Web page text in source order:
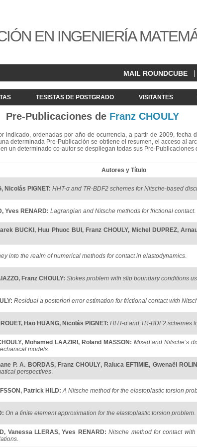
EN INGENIERÍA
MAIL ROUNDCUBE |
TESISTAS DE POSTGRADO VISITANTES
Pre-Publicaciones de Franz CHOULY
indicado, ordenadas por año de ocurrencia, a partir de 2009, fecha
determinada Pre-Publicación se obtiene el resumen, el acceso al
un determinado co-autor se despliegan todas sus Pre-
Autores y Título
, Nicolás PIGNET: HHT-α and TR-BDF2 schemes for Nitsche-based
, Yves RENARD: Lagrangian and Nitsche methods for frictional contact.
BUCKI , Huu Phuoc BUI , Franz CHOULY, Michel DUPREZ,
into the realm of numerical methods for contact in elastodynamics.
, Franz CHOULY: Stokes problem with slip boundary conditions
: Residual a posteriori error estimation for frictional contact with
, Hao HUANG, Nicolás PIGNET: HHT-α and TR-BDF2 schemes
, Mohamed LAAZIRI, Roland MASSON : Mixed and Nitsche’s
models.
P. A. BORDAS, Franz CHOULY, Raluca EFTIMIE, Gwenaël ROLIN
perspectives.
, Patrick HILD:A Nitsche method for the elastoplastic torsion
: On a finite element approximation for the elastoplastic torsion problem.
, Vanessa LLERAS,Yves RENARD:Nitsche method for contact
.